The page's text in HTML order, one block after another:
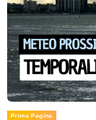
Prima Pagina